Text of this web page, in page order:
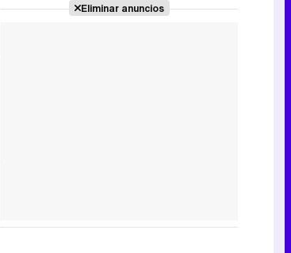
Eliminar anuncios